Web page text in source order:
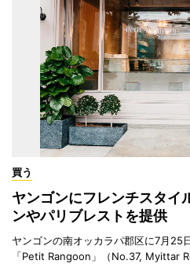
買う
ヤンゴンにフレンチスタ
ンやパリブレストを提供
ヤンゴンの南オッカラパ郡区に7月25
「Petit Rangoon」（No.37, Myittar